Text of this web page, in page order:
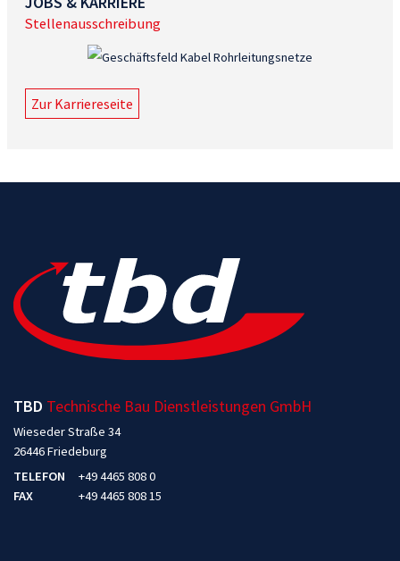
Stellenausschreibung
Zur Karriereseite
TBD Technische Bau Dienstleistungen GmbH
Wieseder Straße 34
26446 Friedeburg
TELEFON
+49 4465 808 0
FAX
+49 4465 808 15